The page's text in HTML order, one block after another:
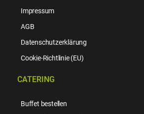
Impressum
AGB
Datenschutzerklärung
Cookie-Richtlinie (EU)
CATERING
Buffet bestellen